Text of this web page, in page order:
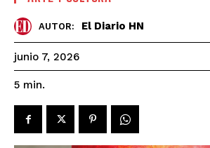
AUTOR: El Diario HN
junio 7, 2026
5 min.